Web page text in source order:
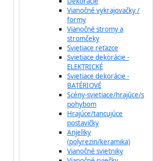
Vianočné vykrajovačky /
formy
Vianočné stromy a
stromčeky
Svietiace reťazce
Svietiace dekorácie -
ELEKTRICKÉ
Svietiace dekorácie -
BATÉRIOVÉ
Scény-svietiace/hrajúce/s
pohybom
Hrajúce/tancujúce
postavičky
Anjeliky
(polyrezin/keramika)
Vianočné svietniky